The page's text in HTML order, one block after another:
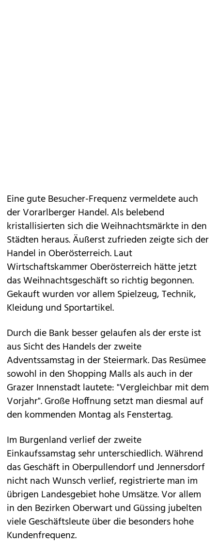
Eine gute Besucher-Frequenz vermeldete auch
der Vorarlberger Handel. Als belebend
kristallisierten sich die Weihnachtsmärkte in den
Städten heraus. Äußerst zufrieden zeigte sich der
Handel in Oberösterreich. Laut
Wirtschaftskammer Oberösterreich hätte jetzt
das Weihnachtsgeschäft so richtig begonnen.
Gekauft wurden vor allem Spielzeug, Technik,
Kleidung und Sportartikel.
Durch die Bank besser gelaufen als der erste ist
aus Sicht des Handels der zweite
Adventssamstag in der Steiermark. Das Resümee
sowohl in den Shopping Malls als auch in der
Grazer Innenstadt lautete: "Vergleichbar mit dem
Vorjahr". Große Hoffnung setzt man diesmal auf
den kommenden Montag als Fenstertag.
Im Burgenland verlief der zweite
Einkaufssamstag sehr unterschiedlich. Während
das Geschäft in Oberpullendorf und Jennersdorf
nicht nach Wunsch verlief, registrierte man im
übrigen Landesgebiet hohe Umsätze. Vor allem
in den Bezirken Oberwart und Güssing jubelten
viele Geschäftsleute über die besonders hohe
Kundenfrequenz.